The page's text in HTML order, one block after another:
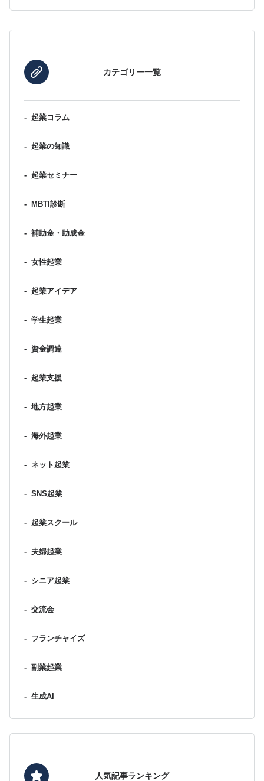
カテゴリー一覧
- 起業コラム
- 起業の知識
- 起業セミナー
- MBTI診断
- 補助金・助成金
- 女性起業
- 起業アイデア
- 学生起業
- 資金調達
- 起業支援
- 地方起業
- 海外起業
- ネット起業
- SNS起業
- 起業スクール
- 夫婦起業
- シニア起業
- 交流会
- フランチャイズ
- 副業起業
- 生成AI
人気記事ランキング